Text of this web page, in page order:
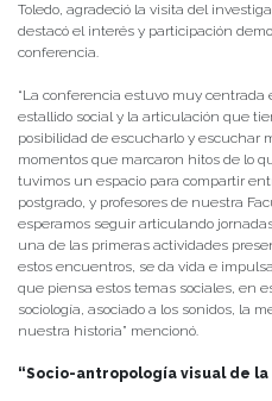
Toledo, agradeció la visita del
destacó el interés y participación
conferencia.
“La conferencia estuvo muy
estallido social y la articulación que
posibilidad de escucharlo y escuchar
momentos que marcaron hitos de lo
tuvimos un espacio para compartir
postgrado, y profesores de nuestra
esperamos seguir articulando
una de las primeras actividades
estos encuentros, se da vida e
que piensa estos temas sociales, en
sociología, asociado a los sonidos, la
nuestra historia” mencionó.
“Socio-antropología visual de